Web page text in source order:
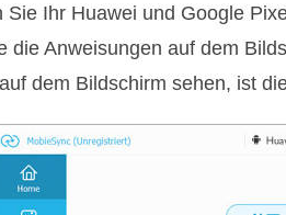
Sie Ihr Huawei und Google
die Anweisungen auf dem
dem Bildschirm sehen, ist